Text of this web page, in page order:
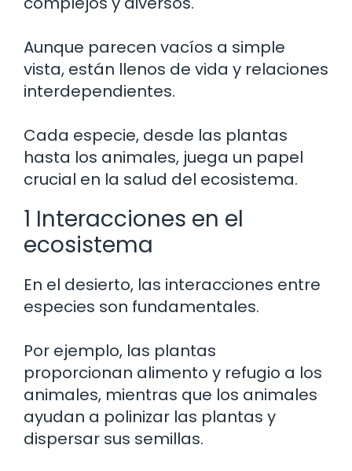
Aunque parecen vacíos a simple
vista, están llenos de vida y relaciones
interdependientes.
Cada especie, desde las plantas
hasta los animales, juega un papel
crucial en la salud del ecosistema.
1 Interacciones en el
ecosistema
En el desierto, las interacciones entre
especies son fundamentales.
Por ejemplo, las plantas
proporcionan alimento y refugio a los
animales, mientras que los animales
ayudan a polinizar las plantas y
dispersar sus semillas.